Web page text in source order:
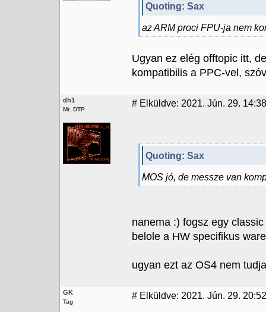
Quoting: Sax
az ARM proci FPU-ja nem
Ugyan ez elég offtopic itt,
kompatibilis a PPC-vel,
dh1
Mr. DTP
# Elküldve: 2021. Jún. 29. 14:38
Quoting: Sax
MOS jó, de messze van
nanema :) fogsz egy
belole a HW specifikus
ugyan ezt az OS4 nem
GK
Tag
# Elküldve: 2021. Jún. 29. 20:52